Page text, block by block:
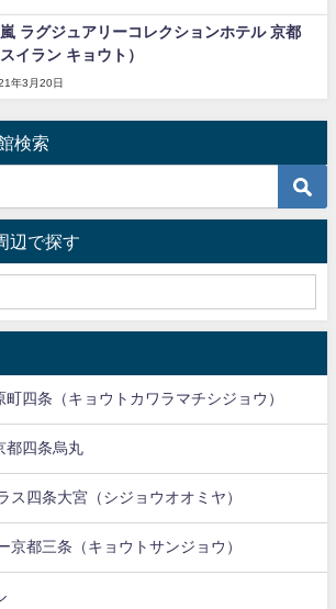
ラグジュアリーコレクションホテル 京都
スイラン キョウト）
年3月20日
検索
辺で探す
四条（キョウトカワラマチシジョウ）
都四条烏丸
ス四条大宮（シジョウオオミヤ）
京都三条（キョウトサンジョウ）